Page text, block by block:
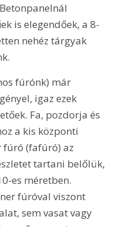
is elegendőek, a 8-
nehéz tárgyak
fúrónk) már
igaz ezek
Fa, pozdorja és
a kis központi
fúró (fafúró) az
tartani belőlük,
es méretben.
fúróval viszont
sem vasat vagy